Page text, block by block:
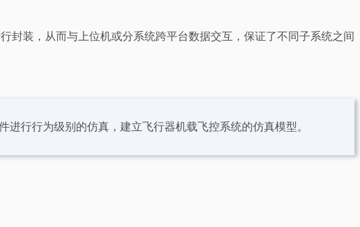
封装，从而与上位机或分系统跨平台数据交互，保证了不同子系统之间
行行为级别的仿真，建立飞行器机载飞控系统的仿真模型。